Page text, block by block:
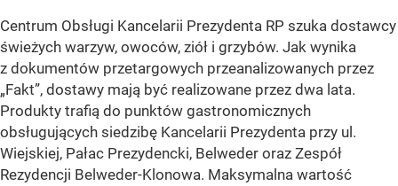
Centrum Obsługi Kancelarii Prezydenta RP szuka dostawcy
świeżych warzyw, owoców, ziół i grzybów. Jak wynika
z dokumentów przetargowych przeanalizowanych przez
„Fakt”, dostawy mają być realizowane przez dwa lata.
Produkty trafią do punktów gastronomicznych
obsługujących siedzibę Kancelarii Prezydenta przy ul.
Wiejskiej, Pałac Prezydencki, Belweder oraz Zespół
Rezydencji Belweder-Klonowa. Maksymalna wartość